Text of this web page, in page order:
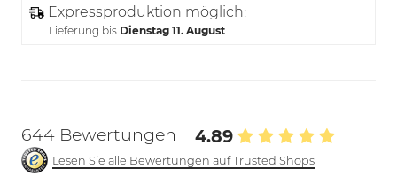
Expressproduktion möglich:
Lieferung bis Dienstag 11. August
644 Bewertungen 4.89
Lesen Sie alle Bewertungen auf Trusted Shops